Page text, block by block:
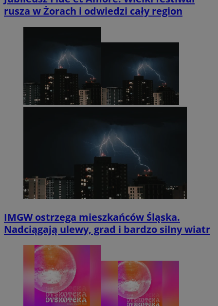
rusza w Żorach i odwiedzi cały region
IMGW ostrzega mieszkańców Śląska.
Nadciągają ulewy, grad i bardzo silny wiatr